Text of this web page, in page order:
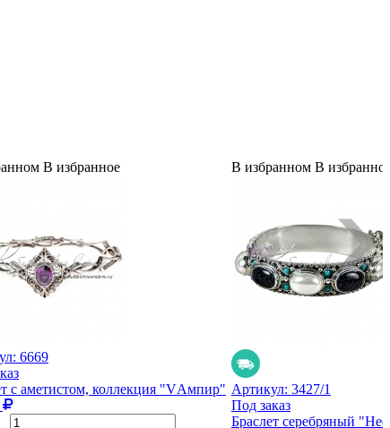
В избранное
6669
с аметистом, коллекция "VАмпир"
В избранном В
Артикул: 3427/1
Под заказ
Браслет серебряный